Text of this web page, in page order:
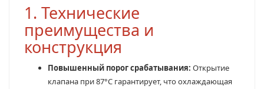
1. Технические
преимущества и
конструкция
Повышенный порог срабатывания: Открытие
клапана при 87°C гарантирует, что охлаждающая